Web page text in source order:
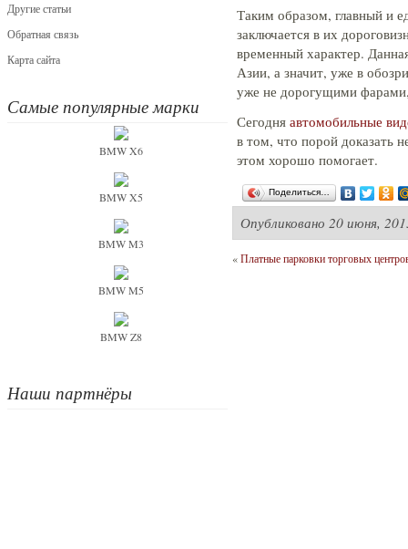
Другие статьи
Обратная связь
Карта сайта
Самые популярные марки
BMW X6
BMW X5
BMW M3
BMW M5
BMW Z8
Наши партнёры
Таким образом, главный и
заключается в их
временный характер.
Азии, а значит, уже в
уже не дорогущими
Сегодня автомобильные
в том, что порой доказать
этом хорошо помогает.
Поделиться…
Опубликовано 20 июня,
«Платные парковки торговых